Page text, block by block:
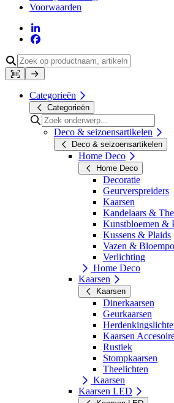
Voorwaarden
Categorieën
Categorieën
Deco & seizoensartikelen
Deco & seizoensartikelen
Home Deco
Home Deco
Decoratie
Geurverspreiders
Kaarsen
Kandelaars &
Kunstbloemen &
Kussens & Plaids
Vazen &
Verlichting
Home Deco
Kaarsen
Kaarsen
Dinerkaarsen
Geurkaarsen
Kaarsen
Rustiek
Stompkaarsen
Theelichten
Kaarsen
Kaarsen LED